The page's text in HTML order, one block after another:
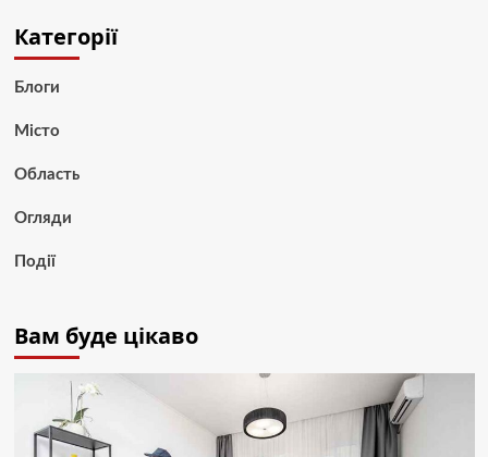
Категорії
Блоги
Місто
Область
Огляди
Події
Вам буде цікаво